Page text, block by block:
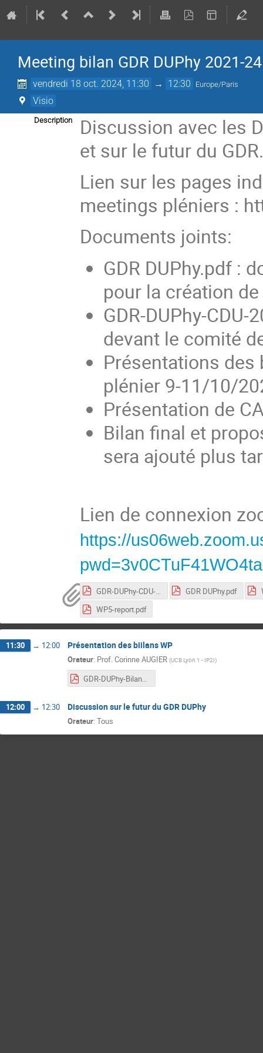
Meeting bilan GDR DUPhy 2021-24
vendredi 18 oct. 2024, 11:30 → 12:30 Europe/Paris
Visio
Description
Discussion avec les
et sur le futur du
Lien sur les pages
meetings pléniers :
Documents joints:
GDR DUPhy.pdf :
pour la création de
GDR-DUPhy-
devant le comité
Présentations des
plénier 9-11/10/
Présentation de
Bilan final et
sera ajouté plus
Lien de connexion
https://
GDR-DUPhy-CDU-2021-03-30.pdf GDR DUPhy.pdf
WP5-report.pdf
11:30 → 12:00 Présentation des biilans WP
Orateur: Prof.Corinne AUGIER (UCB Lyon 1 - IP2I)
GDR-DUPhy-Bilan1ermandat-2024-10-18-v2.pdf
12:00 → 12:30 Discussion sur le futur du GDR DUPhy
Orateur: Tous